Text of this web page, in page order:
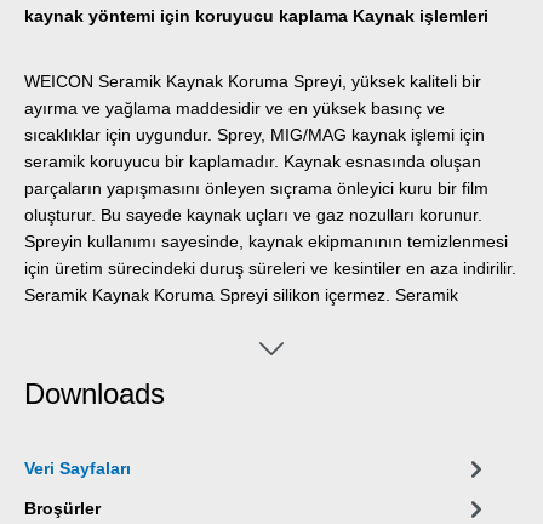
kaynak yöntemi için koruyucu kaplama Kaynak işlemleri
WEICON Seramik Kaynak Koruma Spreyi, yüksek kaliteli bir
ayırma ve yağlama maddesidir ve en yüksek basınç ve
sıcaklıklar için uygundur. Sprey, MIG/MAG kaynak işlemi için
seramik koruyucu bir kaplamadır. Kaynak esnasında oluşan
parçaların yapışmasını önleyen sıçrama önleyici kuru bir film
oluşturur. Bu sayede kaynak uçları ve gaz nozulları korunur.
Spreyin kullanımı sayesinde, kaynak ekipmanının temizlenmesi
için üretim sürecindeki duruş süreleri ve kesintiler en aza indirilir.
Seramik Kaynak Koruma Spreyi silikon içermez. Seramik
kaynak uçlarını ve gaz nozullarını ve hassas ekipmanları,
yapışmasına karşı korur. Ayrıca plazma ve lazer kesim,
yapımındaki uygulamalar için de uygundur.
Downloads
Veri Sayfaları
Broşürler